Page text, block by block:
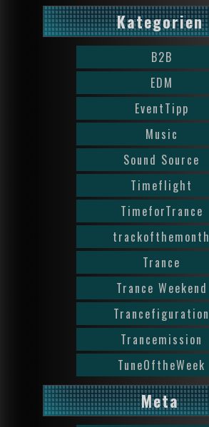
Kategorien
B2B
EDM
EventTipp
Music
Sound Source
Timeflight
TimeforTrance
trackofthemonth
Trance
Trance Weekend
Trancefiguration
Trancemission
TuneOftheWeek
Meta